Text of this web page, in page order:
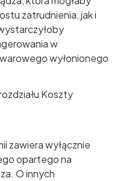
zatrudnienia, jak i
w
wyłonionego
Koszty
zawiera wyłącznie
opartego na
O innych